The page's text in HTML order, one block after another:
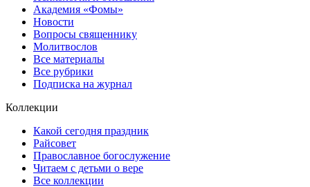
Академия «Фомы»
Новости
Вопросы священнику
Молитвослов
Все материалы
Все рубрики
Подписка на журнал
Коллекции
Какой сегодня праздник
Райсовет
Православное богослужение
Читаем с детьми о вере
Все коллекции